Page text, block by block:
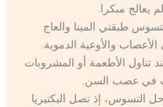
يعالج مبكرا.
طبقتي المينا والعاج
والأوعية الدموية.
تناول الأطعمة أو المشروبات
في عصب السن.
التسوس، إذ تصل البكتيريا